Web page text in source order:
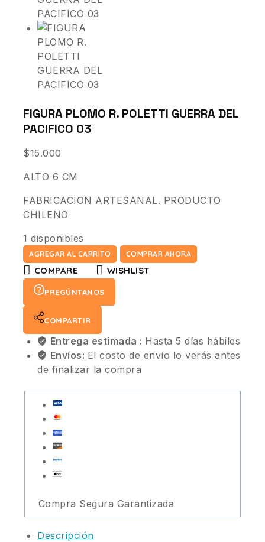
FIGURA PLOMO R. POLETTI GUERRA DEL
PACIFICO 03
$15.000
ALTO 6 CM
FABRICACION ARTESANAL. PRODUCTO
CHILENO
1 disponibles
AGREGAR AL CARRITO COMPRAR AHORA
COMPARE WISHLIST
PREGÚNTANOS
COMPARTIR
Entrega estimada : Hasta 5 días hábiles
Envíos: El costo de envío lo verás antes
de finalizar la compra
Compra Segura Garantizada
Descripción